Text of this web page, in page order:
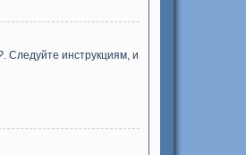
. Следуйте инструкциям, и